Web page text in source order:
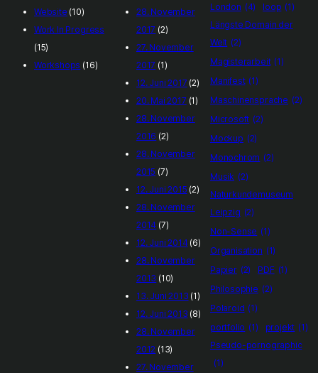
Website (10)
Work In Progress
(15)
Workshops (16)
28. November
2017 (2)
27. November
2017 (1)
12. Juni 2017 (2)
20. Mai 2017 (1)
28. November
2016 (2)
28. November
2015 (7)
12. Juni 2015 (2)
28. November
2014 (7)
12. Juni 2014(6)
28. November
2013 (10)
13. Juni 2013 (1)
12. Juni 2013 (8)
28. November
2012 (13)
27. November
London (4) loop (1)
Längste Domain der
Welt (2)
Magisterarbeit (1)
Manifest (1)
Maschinensprache (2)
Microsoft (2)
Mockup (2)
Monochrom (2)
Musik (2)
Naturkundemuseum
Leipzig (2)
Non-Sense (1)
Organisation (1)
Papier (2) PDF (1)
Philosophie (2)
Polaroid (1)
portfolio (1) projekt (1)
Pseudo-pornographic
(1)